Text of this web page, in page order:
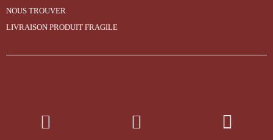
NOUS TROUVER
LIVRAISON PRODUIT FRAGILE